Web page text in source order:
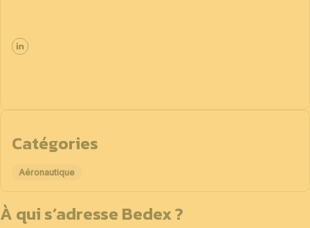
Catégories
Aéronautique
À qui s’adresse Bedex ?